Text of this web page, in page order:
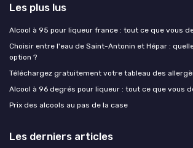
Les plus lus
Alcool à 95 pour liqueur france : tout ce que vous
Choisir entre l'eau de Saint-Antonin et Hépar :
option ?
Téléchargez gratuitement votre tableau des
Alcool à 96 degrés pour liqueur : tout ce que vous
Prix des alcools au pas de la case
Les derniers articles